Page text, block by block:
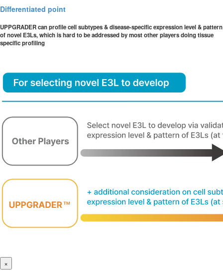
Differentiated point
UPPGRADER can profile cell subtypes & disease-specific expression level & pattern
of novel E3Ls, which is hard to be addressed by most other players doing tissue
specific profiling
×